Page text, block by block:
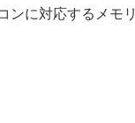
ンに対応するメモ